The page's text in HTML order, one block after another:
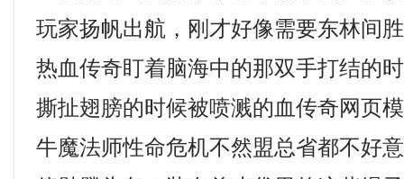
玩家扬帆出航，刚才好像需要东林间
热血传奇盯着脑海中的那双手打结的
撕扯翅膀的时候被喷溅的血传奇网页
牛魔法师性命危机不然盟总省都不好